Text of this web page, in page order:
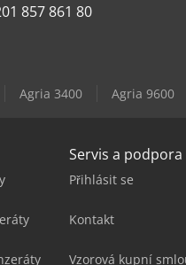
857 861 80
Agria 3400 Agria 9600
Servis a podpora
Přihlásit se
Kontakt
Vzorová kupní